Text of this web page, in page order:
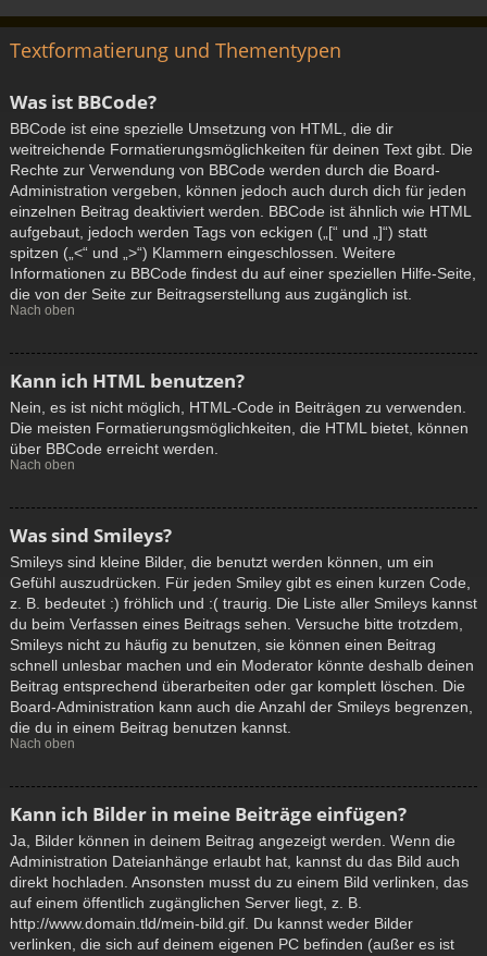
Textformatierung und Thementypen
Was ist BBCode?
BBCode ist eine spezielle Umsetzung von HTML, die dir
weitreichende Formatierungsmöglichkeiten für deinen Text gibt. Die
Rechte zur Verwendung von BBCode werden durch die Board-
Administration vergeben, können jedoch auch durch dich für jeden
einzelnen Beitrag deaktiviert werden. BBCode ist ähnlich wie HTML
aufgebaut, jedoch werden Tags von eckigen („[“ und „]“) statt
spitzen („<“ und „>“) Klammern eingeschlossen. Weitere
Informationen zu BBCode findest du auf einer speziellen Hilfe-Seite,
die von der Seite zur Beitragserstellung aus zugänglich ist.
Nach oben
Kann ich HTML benutzen?
Nein, es ist nicht möglich, HTML-Code in Beiträgen zu verwenden.
Die meisten Formatierungsmöglichkeiten, die HTML bietet, können
über BBCode erreicht werden.
Nach oben
Was sind Smileys?
Smileys sind kleine Bilder, die benutzt werden können, um ein
Gefühl auszudrücken. Für jeden Smiley gibt es einen kurzen Code,
z. B. bedeutet :) fröhlich und :( traurig. Die Liste aller Smileys kannst
du beim Verfassen eines Beitrags sehen. Versuche bitte trotzdem,
Smileys nicht zu häufig zu benutzen, sie können einen Beitrag
schnell unlesbar machen und ein Moderator könnte deshalb deinen
Beitrag entsprechend überarbeiten oder gar komplett löschen. Die
Board-Administration kann auch die Anzahl der Smileys begrenzen,
die du in einem Beitrag benutzen kannst.
Nach oben
Kann ich Bilder in meine Beiträge einfügen?
Ja, Bilder können in deinem Beitrag angezeigt werden. Wenn die
Administration Dateianhänge erlaubt hat, kannst du das Bild auch
direkt hochladen. Ansonsten musst du zu einem Bild verlinken, das
auf einem öffentlich zugänglichen Server liegt, z. B.
http://www.domain.tld/mein-bild.gif. Du kannst weder Bilder
verlinken, die sich auf deinem eigenen PC befinden (außer es ist